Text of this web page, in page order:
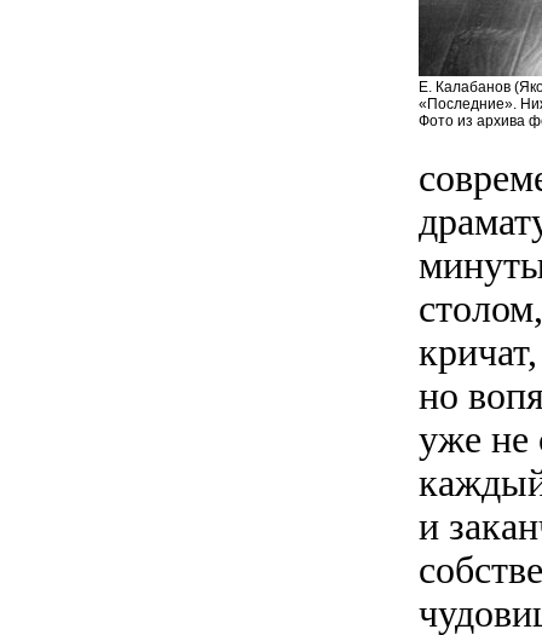
Е. Калабанов
«Последние».
Фото из архива
но
уже не
и